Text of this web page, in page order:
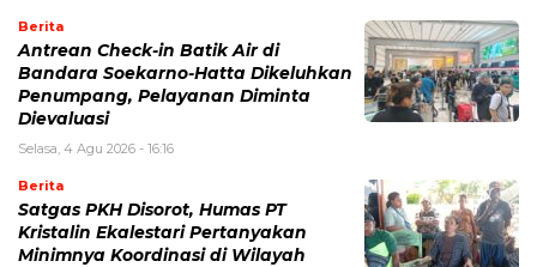
Berita
Antrean Check-in Batik Air di
Bandara Soekarno-Hatta Dikeluhkan
Penumpang, Pelayanan Diminta
Dievaluasi
Selasa, 4 Agu 2026 - 16:16
Berita
Satgas PKH Disorot, Humas PT
Kristalin Ekalestari Pertanyakan
Minimnya Koordinasi di Wilayah